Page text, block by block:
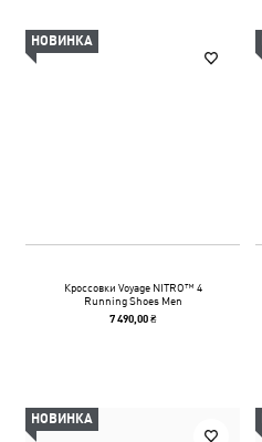
НОВИНКА
Кроссовки Voyage NITRO™ 4
Running Shoes Men
7 490,00 ₴
НОВИНКА